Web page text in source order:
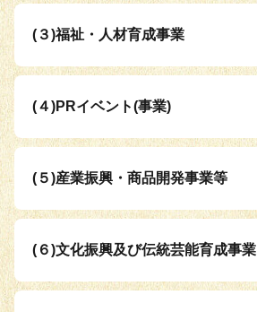
(３)福祉・人材育成事業
(４)PRイベント(事業)
(５)産業振興・商品開発事業等
(６)文化振興及び伝統芸能育成事業